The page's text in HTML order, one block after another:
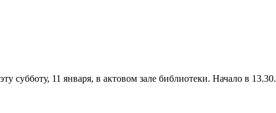
11 января, в актовом зале библиотеки. Начало в 13.30.